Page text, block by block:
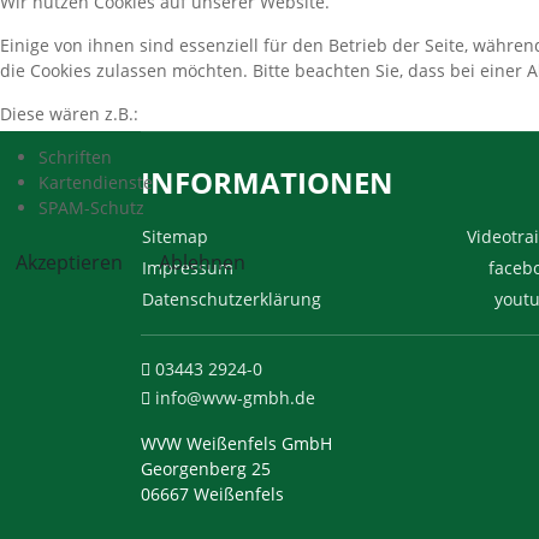
INFORMATIONEN
Sitemap
Impressum
Datenschutzerklärung
03443 2924-0
info@wvw-gmbh.de
WVW Weißenfels GmbH
Georgenberg 25
06667 Weißenfels
Einige von ihnen sind essenziell für den Betrieb der Seite,
die Cookies zulassen möchten. Bitte beachten Sie, dass bei
Diese wären z.B.:
Schriften
Kartendienste
SPAM-Schutz
Akzeptieren Ablehnen